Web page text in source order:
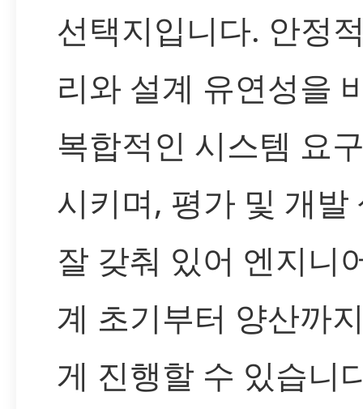
선택지입니다. 안정
리와 설계 유연성을
복합적인 시스템 요
시키며, 평가 및 개발
잘 갖춰 있어 엔지니
계 초기부터 양산까
게 진행할 수 있습니